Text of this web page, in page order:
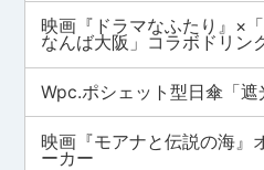
映画『ドラマなふたり』×
なんば大阪」コラボドリン
Wpc.ポシェット型日傘「
映画『モアナと伝説の海』
ーカー